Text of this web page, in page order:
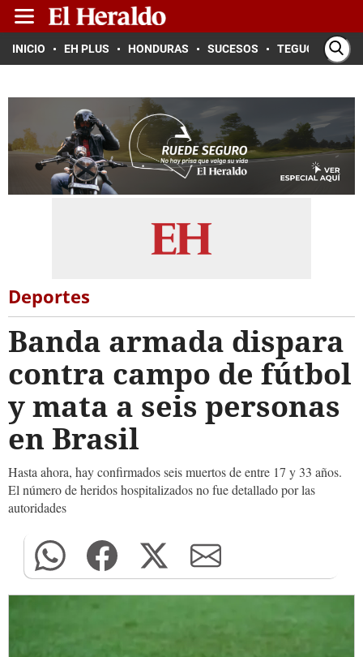
INICIO EH PLUS HONDURAS SUCESOS TEGUCIGALPA
Deportes
Banda armada dispara
contra campo de fútbol
y mata a seis personas
en Brasil
Hasta ahora, hay confirmados seis muertos de entre 17 y 33 años.
El número de heridos hospitalizados no fue detallado por las
autoridades